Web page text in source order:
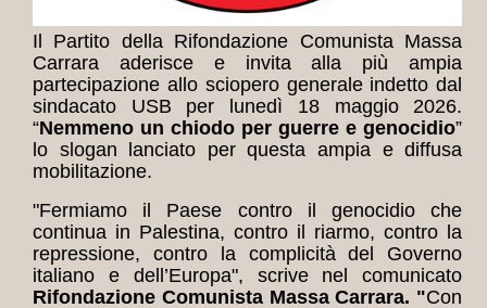
Il Partito della Rifondazione Comunista Massa
Carrara aderisce e invita alla più ampia
partecipazione allo sciopero generale indetto dal
sindacato USB per lunedì 18 maggio 2026.
“Nemmeno un chiodo per guerre e genocidio”
lo slogan lanciato per questa ampia e diffusa
mobilitazione.
"Fermiamo il Paese contro il genocidio che
continua in Palestina, contro il riarmo, contro la
repressione, contro la complicità del Governo
italiano e dell’Europa", scrive nel comunicato
Rifondazione Comunista Massa Carrara. "Con